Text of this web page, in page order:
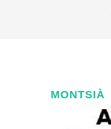
MONTSIÀ